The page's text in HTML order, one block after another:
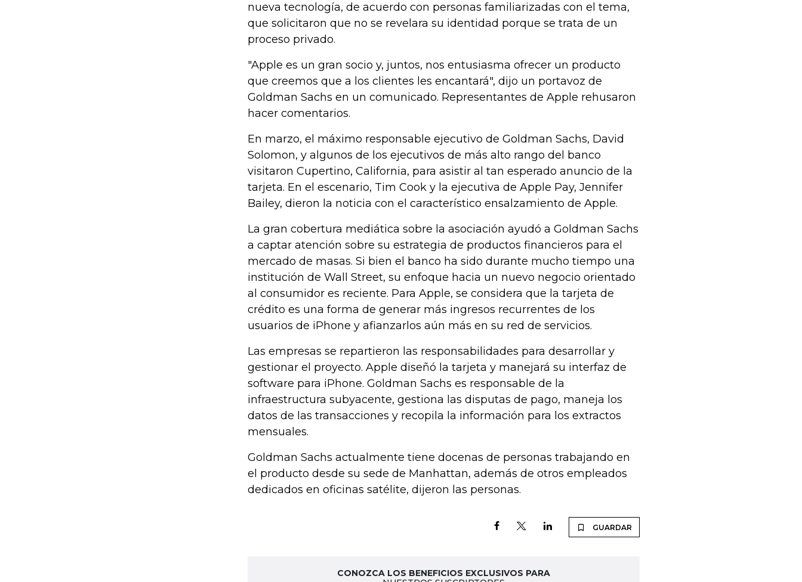
nueva tecnología, de acuerdo con personas familiarizadas con el tema,
que solicitaron que no se revelara su identidad porque se trata de un
proceso privado.
"Apple es un gran socio y, juntos, nos entusiasma ofrecer un producto
que creemos que a los clientes les encantará", dijo un portavoz de
Goldman Sachs en un comunicado. Representantes de Apple rehusaron
hacer comentarios.
En marzo, el máximo responsable ejecutivo de Goldman Sachs, David
Solomon, y algunos de los ejecutivos de más alto rango del banco
visitaron Cupertino, California, para asistir al tan esperado anuncio de la
tarjeta. En el escenario, Tim Cook y la ejecutiva de Apple Pay, Jennifer
Bailey, dieron la noticia con el característico ensalzamiento de Apple.
La gran cobertura mediática sobre la asociación ayudó a Goldman Sachs
a captar atención sobre su estrategia de productos financieros para el
mercado de masas. Si bien el banco ha sido durante mucho tiempo una
institución de Wall Street, su enfoque hacia un nuevo negocio orientado
al consumidor es reciente. Para Apple, se considera que la tarjeta de
crédito es una forma de generar más ingresos recurrentes de los
usuarios de iPhone y afianzarlos aún más en su red de servicios.
Las empresas se repartieron las responsabilidades para desarrollar y
gestionar el proyecto. Apple diseñó la tarjeta y manejará su interfaz de
software para iPhone. Goldman Sachs es responsable de la
infraestructura subyacente, gestiona las disputas de pago, maneja los
datos de las transacciones y recopila la información para los extractos
mensuales.
Goldman Sachs actualmente tiene docenas de personas trabajando en
el producto desde su sede de Manhattan, además de otros empleados
dedicados en oficinas satélite, dijeron las personas.
GUARDAR
CONOZCA LOS BENEFICIOS EXCLUSIVOS PARA